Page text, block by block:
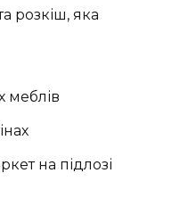
розкіш, яка
меблів
на підлозі